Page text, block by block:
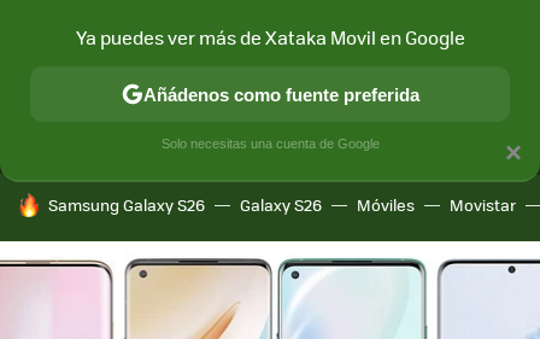
MÓVIL Y SOCIEDAD APLICACIONES
HOY SE HABLA DE
Samsung Galaxy S26 Galaxy S26 Móviles Movistar
×
Ya puedes ver más de Xataka Movil en Google
Añádenos como fuente preferida
Solo necesitas una cuenta de Google